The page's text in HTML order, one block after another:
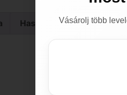
Használata, adagolás
Vásárolj több